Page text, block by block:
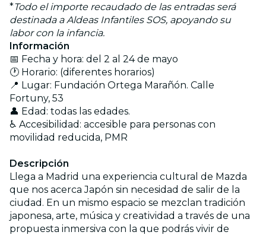
*Todo el importe recaudado de las entradas será
destinada a Aldeas Infantiles SOS, apoyando su
labor con la infancia.
Información
📅 Fecha y hora: del 2 al 24 de mayo
🕐 Horario: (diferentes horarios)
📍 Lugar: Fundación Ortega Marañón. Calle
Fortuny, 53
👤 Edad: todas las edades.
♿ Accesibilidad: accesible para personas con
movilidad reducida, PMR
Descripción
Llega a Madrid una experiencia cultural de Mazda
que nos acerca Japón sin necesidad de salir de la
ciudad. En un mismo espacio se mezclan tradición
japonesa, arte, música y creatividad a través de una
propuesta inmersiva con la que podrás vivir de